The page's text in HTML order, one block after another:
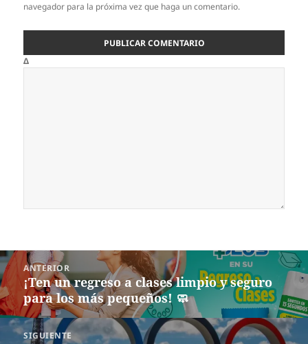
navegador para la próxima vez que haga un comentario.
Δ
Navegación
de
entradas
ANTERIOR
Entrada
anterior:
¡Ten un regreso a clases limpio y seguro
para los más pequeños! 🧼
SIGUIENTE